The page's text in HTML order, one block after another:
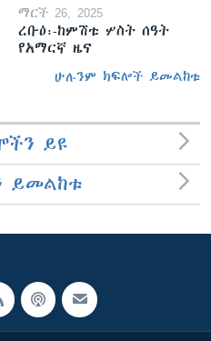
ማርች 26, 2025
ረቡዕ፡-ከምሽቱ ሦስት ሰዓት
የአማርኛ ዜና
ሁሉንም ክፍሎች ይመልከቱ
ይዩ
ይመልከቱ